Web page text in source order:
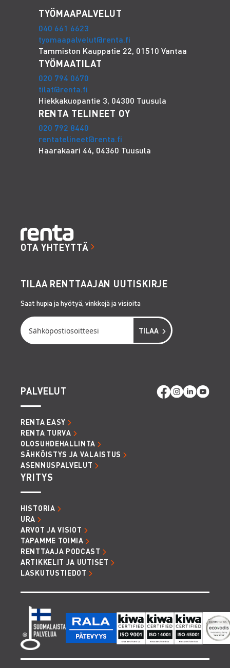
TYÖMAAPALVELUT
040 661 6623
tyomaapalvelut@renta.fi
Tammiston Kauppatie 22, 01510 Vantaa
TYÖMAATILAT
020 794 0670
tilat@renta.fi
Hiekkakuopantie 3, 04300 Tuusula
RENTA TELINEET OY
020 792 8440
rentatelineet@renta.fi
Haarakaari 44, 04360 Tuusula
OTA YHTEYTTÄ
TILAA RENTTAAJAN UUTISKIRJE
Saat hupia ja hyötyä, vinkkejä ja visioita
PALVELUT
RENTA EASY
RENTA TURVA
OLOSUHDEHALLINTA
SÄHKÖISTYS JA VALAISTUS
ASENNUSPALVELUT
YRITYS
HISTORIA
URA
ARVOT JA VISIOT
TAPAMME TOIMIA
RENTTAAJA PODCAST
ARTIKKELIT JA UUTISET
LASKUTUSTIEDOT